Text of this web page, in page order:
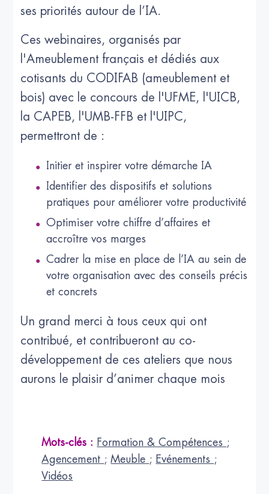
ses priorités autour de l’IA.
Ces webinaires, organisés par
l'Ameublement français et dédiés aux
cotisants du CODIFAB (ameublement et
bois) avec le concours de l'UFME, l'UICB,
la CAPEB, l'UMB-FFB et l'UIPC,
permettront de :
Initier et inspirer votre démarche IA
Identifier des dispositifs et solutions
pratiques pour améliorer votre productivité
Optimiser votre chiffre d’affaires et
accroître vos marges
Cadrer la mise en place de l’IA au sein de
votre organisation avec des conseils précis
et concrets
Un grand merci à tous ceux qui ont
contribué, et contribueront au co-
développement de ces ateliers que nous
aurons le plaisir d’animer chaque mois
Mots-clés : Formation & Compétences ;
Agencement ;Meuble ; Evénements ;
Vidéos